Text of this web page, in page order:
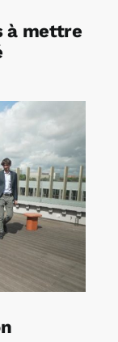
à mettre